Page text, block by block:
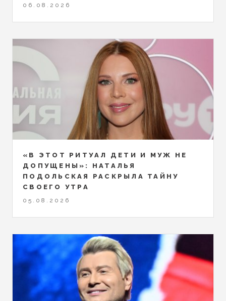
06.08.2026
«В ЭТОТ РИТУАЛ ДЕТИ И МУЖ НЕ
ДОПУЩЕНЫ»: НАТАЛЬЯ
ПОДОЛЬСКАЯ РАСКРЫЛА ТАЙНУ
СВОЕГО УТРА
05.08.2026